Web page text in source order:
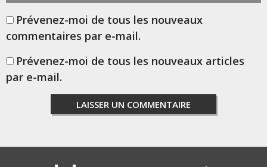
Prévenez-moi de tous les nouveaux
commentaires par e-mail.
Prévenez-moi de tous les nouveaux articles
par e-mail.